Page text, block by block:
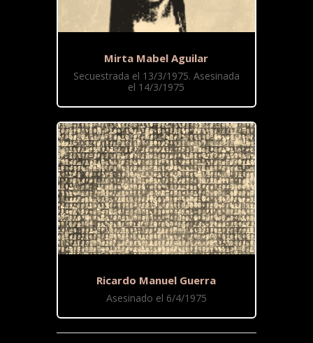
Mirta Mabel Aguilar
Secuestrada el 13/3/1975. Asesinada
el 14/3/1975
Ricardo Manuel Guerra
Asesinado el 6/4/1975